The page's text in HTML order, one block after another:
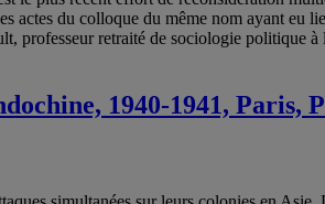
actes du colloque du même nom ayant eu
professeur retraité de sociologie politique
1940-1941, Paris,